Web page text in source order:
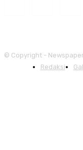
© Copyright -
Redaksi